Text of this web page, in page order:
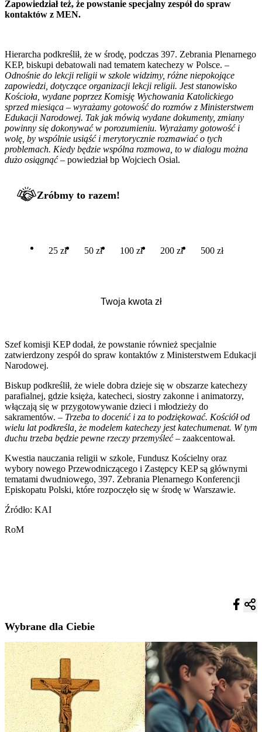
Zapowiedział też, że powstanie specjalny zespół do spraw
kontaktów z MEN.
Hierarcha podkreślił, że w środę, podczas 397. Zebrania Plenarnego
KEP, biskupi debatowali nad tematem katechezy w Polsce. –
Odnośnie do lekcji religii w szkole widzimy, różne niepokojące
zapowiedzi, dotyczące organizacji lekcji religii. Jest stanowisko
Kościoła, wydane poprzez Komisję Wychowania Katolickiego
sprzed miesiąca – wyrażamy gotowość do rozmów z Ministerstwem
Edukacji Narodowej. Tak jak mówią wydane dokumenty, zmiany
powinny się dokonywać w porozumieniu. Wyrażamy gotowość i
wolę, by wspólnie usiąść i merytorycznie rozmawiać o tych
problemach. Kiedy będzie wspólna rozmowa, to w dialogu można
dużo osiągnąć– powiedział bp Wojciech Osial.
Zróbmy to razem!
25 zł 50 zł 100 zł 200 zł 500 zł
Szef komisji KEP dodał, że powstanie również specjalnie
zatwierdzony zespół do spraw kontaktów z Ministerstwem Edukacji
Narodowej.
Biskup podkreślił, że wiele dobra dzieje się w obszarze katechezy
parafialnej, gdzie księża, katecheci, siostry zakonne i animatorzy,
włączają się w przygotowywanie dzieci i młodzieży do
sakramentów. – Trzeba to docenić i za to podziękować. Kościół od
wielu lat podkreśla, że modelem katechezy jest katechumenat. W tym
duchu trzeba będzie pewne rzeczy przemyśleć– zaakcentował.
Kwestia nauczania religii w szkole, Fundusz Kościelny oraz
wybory nowego Przewodniczącego i Zastępcy KEP są głównymi
tematami dwudniowego, 397. Zebrania Plenarnego Konferencji
Episkopatu Polski, które rozpoczęło się w środę w Warszawie.
Źródło: KAI
RoM
Wybrane dla Ciebie